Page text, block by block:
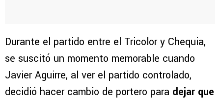
Durante el partido entre el Tricolor y Chequia,
se suscitó un momento memorable cuando
Javier Aguirre, al ver el partido controlado,
decidió hacer cambio de portero para dejar que